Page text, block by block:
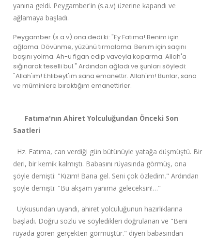
yanına geldi. Peygamber'in (s.a.v) üzerine kapandı ve
ağlamaya başladı.
Peygamber (s.a.v) ona dedi ki: "Ey Fatıma! Benim için
ağlama. Dövünme, yüzünü tırmalama. Benim için saçını
başını yolma. Ah-u figan edip vaveyla koparma. Allah'a
sığınarak teselli bul." Ardından ağladı ve şunları söyledi:
"Allah'ım! Ehlibeyt'im sana emanettir. Allah'ım! Bunlar, sana
ve müminlere bıraktığım emanettirler.
Fatıma'nın Ahiret Yolculuğundan Önceki Son
Saatleri
Hz. Fatıma, can verdiği gün bütünüyle yatağa düşmüştü. Bir
deri, bir kemik kalmıştı. Babasını rüyasında görmüş, ona
şöyle demişti: "Kızım! Bana gel. Seni çok özledim." Ardından
şöyle demişti: "Bu akşam yanıma geleceksin!…"
Uykusundan uyandı, ahiret yolculuğunun hazırlıklarına
başladı. Doğru sözlü ve söyledikleri doğrulanan ve "Beni
rüyada gören gerçekten görmüştür." diyen babasından